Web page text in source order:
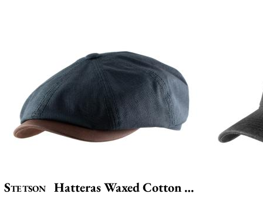
Stetson Hatteras Waxed Cotton Linen